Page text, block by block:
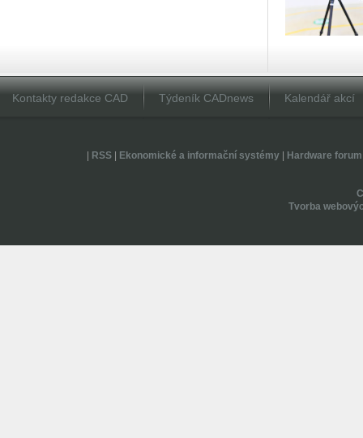
Kontakty redakce CAD Týdeník CADnews Kalendář akcí
RSS| Ekonomické a informační systémy| Hardware forum
Tvorba